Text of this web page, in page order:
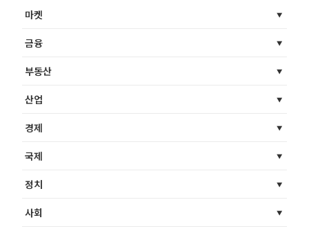
마켓
금융
부동산
산업
경제
국제
정치
사회